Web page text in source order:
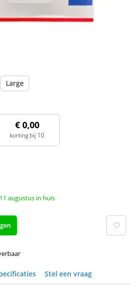
Large
€ 0,00
korting bij 10
augustus in huis
Stel een vraag